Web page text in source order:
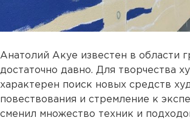
Анатолий Акуе известен в области
достаточно давно. Для творчества
характерен поиск новых средств
повествования и стремление к
сменил множество техник и